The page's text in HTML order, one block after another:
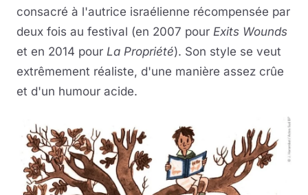
consacré à l'autrice israélienne récompensée par
deux fois au festival (en 2007 pour Exits Wounds
et en 2014 pour La Propriété). Son style se veut
extrêmement réaliste, d'une manière assez crûe
et d'un humour acide.